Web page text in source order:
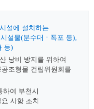
설에 설치하는
설물(분수대ㆍ폭포 등),
등)
낭비 방지를 위하여
조형물 건립위원회를
여 부천시
사항 조치